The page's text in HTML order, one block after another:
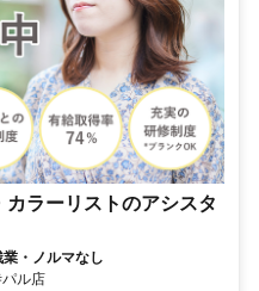
ラーリストのアシスタ
・ノルマなし
ル店